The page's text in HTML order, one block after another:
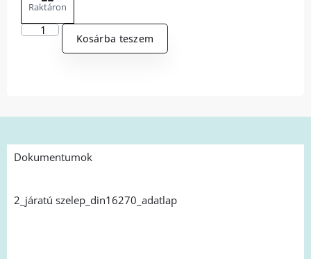
Raktáron
Kosárba teszem
Dokumentumok
2_járatú szelep_din16270_adatlap